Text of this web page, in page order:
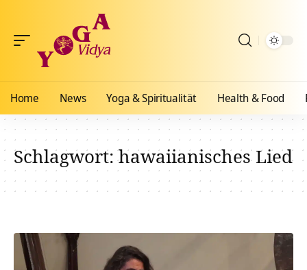
Home News Yoga & Spiritualität Health & Food
Schlagwort:hawaiianisches Lied